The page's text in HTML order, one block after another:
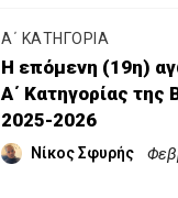
Α΄ ΚΑΤΗΓΟΡΙΑ
Η επόμενη (19η)
Α΄ Κατηγορίας της
2025-2026
Νίκος Σφυρής